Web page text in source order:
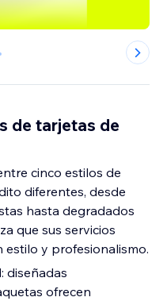
de tarjetas de
cinco estilos de
diferentes, desde
hasta degradados
que sus servicios
y profesionalismo.
diseñadas
ofrecen